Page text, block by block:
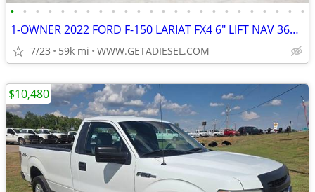
• • • • • • • • • • • • • • • • • • • • • • • •
1-OWNER 2022 FORD F-150 LARIAT FX4 6" LIFT NAV 360 CAMS 35" NITTOS!
7/23 59k mi WWW.GETADIESEL.COM
$10,480